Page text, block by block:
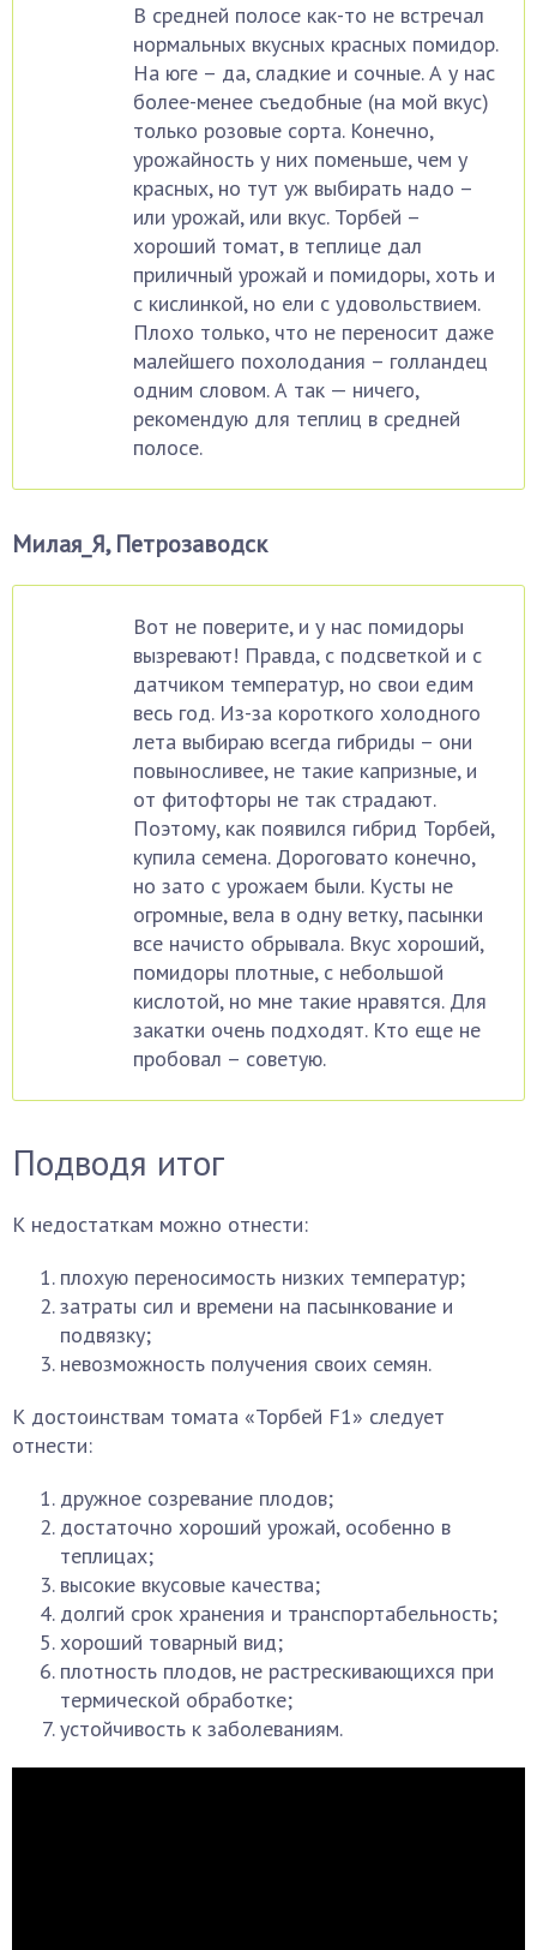
В средней полосе как-то не встречал
нормальных вкусных красных помидор.
На юге – да, сладкие и сочные. А у нас
более-менее съедобные (на мой вкус)
только розовые сорта. Конечно,
урожайность у них поменьше, чем у
красных, но тут уж выбирать надо –
или урожай, или вкус. Торбей –
хороший томат, в теплице дал
приличный урожай и помидоры, хоть и
с кислинкой, но ели с удовольствием.
Плохо только, что не переносит даже
малейшего похолодания – голландец
одним словом. А так — ничего,
рекомендую для теплиц в средней
полосе.
Милая_Я, Петрозаводск
Вот не поверите, и у нас помидоры
вызревают! Правда, с подсветкой и с
датчиком температур, но свои едим
весь год. Из-за короткого холодного
лета выбираю всегда гибриды – они
повыносливее, не такие капризные, и
от фитофторы не так страдают.
Поэтому, как появился гибрид Торбей,
купила семена. Дороговато конечно,
но зато с урожаем были. Кусты не
огромные, вела в одну ветку, пасынки
все начисто обрывала. Вкус хороший,
помидоры плотные, с небольшой
кислотой, но мне такие нравятся. Для
закатки очень подходят. Кто еще не
пробовал – советую.
Подводя итог
К недостаткам можно отнести:
плохую переносимость низких температур;
затраты сил и времени на пасынкование и
подвязку;
невозможность получения своих семян.
К достоинствам томата «Торбей F1» следует
отнести:
дружное созревание плодов;
достаточно хороший урожай, особенно в
теплицах;
высокие вкусовые качества;
долгий срок хранения и транспортабельность;
хороший товарный вид;
плотность плодов, не растрескивающихся при
термической обработке;
устойчивость к заболеваниям.